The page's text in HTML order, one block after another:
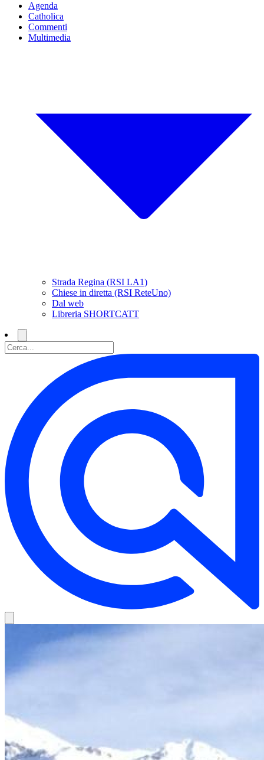
Agenda
Catholica
Commenti
Multimedia
Strada Regina (RSI LA1)
Chiese in diretta (RSI ReteUno)
Dal web
Libreria SHORTCATT